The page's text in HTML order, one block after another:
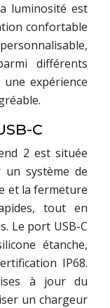
luminosité est
confortable
différents
expérience
C
2 est située
système de
et la fermeture
tout en
Le port USB-C
étanche,
IP68.
à jour du
un chargeur